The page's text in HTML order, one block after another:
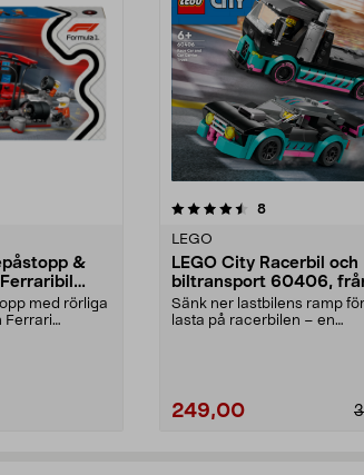
&
med rörliga
Ferrari
8recensioner
LEGO
LEGO City Racerbil och
biltransport 60406,
Sänk ner lastbilens ramp
lasta på racerbilen – en
249,00
5.0av 5 stjärnor